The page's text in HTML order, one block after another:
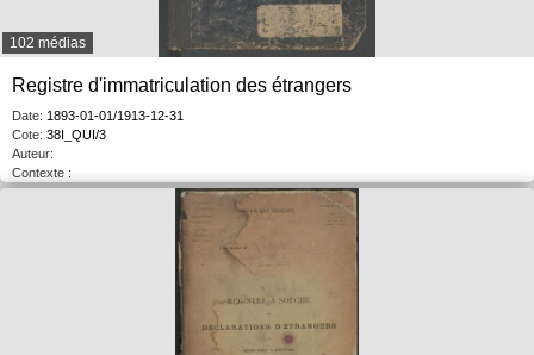
102 médias
Registre d'immatriculation des étrangers
Date: 1893-01-01/1913-12-31
Cote: 38I_QUI/3
Auteur:
Contexte :